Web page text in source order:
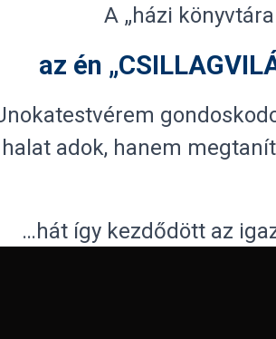
A „házi
az én
halat adok, hanem
…hát így kezdődött az